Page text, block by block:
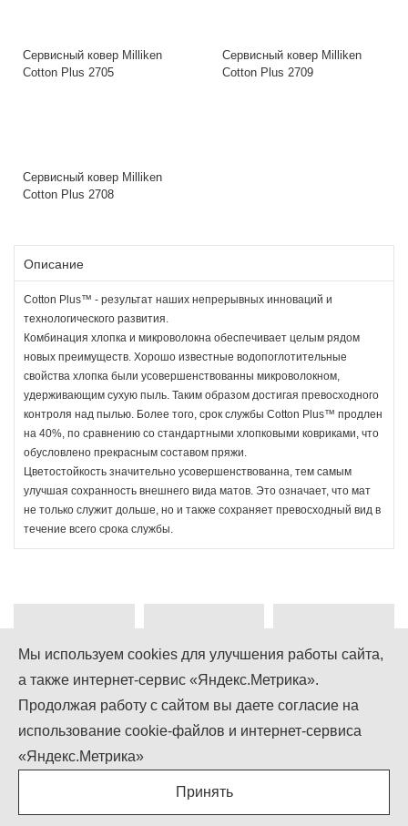
Сервисный ковер Milliken
Cotton Plus 2705
Сервисный ковер Milliken
Cotton Plus 2709
Сервисный ковер Milliken
Cotton Plus 2708
Описание
Cotton Plus™ - результат наших непрерывных инноваций и
технологического развития.
Комбинация хлопка и микроволокна обеспечивает целым рядом
новых преимуществ. Хорошо известные водопоглотительные
свойства хлопка были усовершенствованны микроволокном,
удерживающим сухую пыль. Таким образом достигая превосходного
контроля над пылью. Более того, срок службы Cotton Plus™ продлен
на 40%, по сравнению со стандартными хлопковыми ковриками, что
обусловлено прекрасным составом пряжи.
Цветостойкость значительно усовершенствованна, тем самым
улучшая сохранность внешнего вида матов. Это означает, что мат
не только служит дольше, но и также сохраняет превосходный вид в
течение всего срока службы.
+7 (499) 755-92-79
Понедельник-Пятница: 9.00 - 18.00
info@igcompany.ru
IGCOMPANY © ООО «БИЗНЕС КАПИТАЛ»
Мы используем cookies для улучшения работы сайта,
а также интернет-сервис «Яндекс.Метрика».
Продолжая работу с сайтом вы даете согласие на
использование cookie-файлов и интернет-сервиса
«Яндекс.Метрика»
Принять